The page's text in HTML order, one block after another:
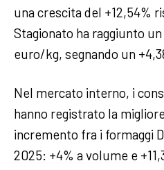
una crescita del +12,54%
Stagionato ha raggiunto
euro/kg, segnando un
Nel mercato interno, i
hanno registrato la
incremento fra i formaggi
2025: +4% a volume e